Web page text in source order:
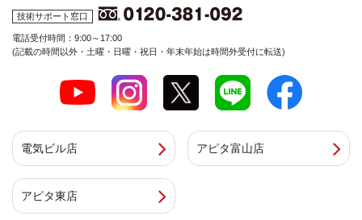
技術サポート窓口
電話受付時間：9:00～17:00
(記載の時間以外・土曜・日曜・祝日・年末年始は時間外受付に転送)
電気ビル店 アピタ富山店
アピタ東店